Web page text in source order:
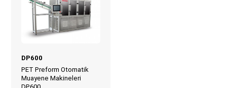
DP600
PET Preform Otomatik
Muayene Makineleri